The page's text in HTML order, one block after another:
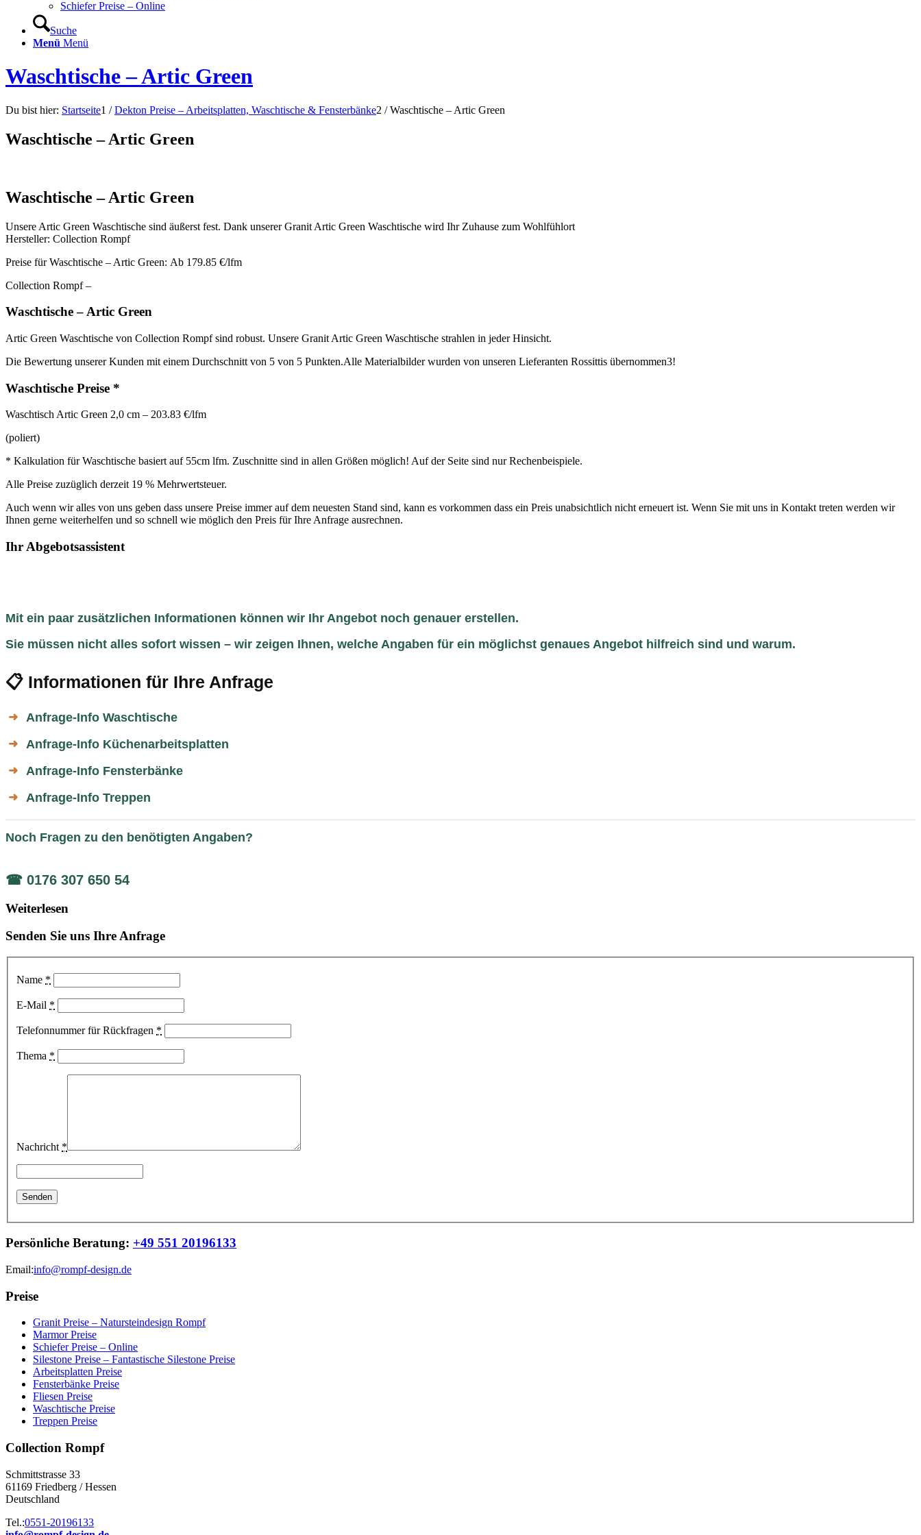
Schiefer Preise – Online
Suche
Menü Menü
Waschtische – Artic Green
Du bist hier: Startseite1 / Dekton Preise – Arbeitsplatten, Waschtische & Fensterbänke2 / Waschtische – Artic Green
Waschtische – Artic Green
Waschtische – Artic Green
Unsere Artic Green Waschtische sind äußerst fest. Dank unserer Granit Artic Green Waschtische wird Ihr Zuhause zum Wohlfühlort
Hersteller: Collection Rompf
Preise für Waschtische – Artic Green: Ab 179.85 €/lfm
Collection Rompf –
Waschtische – Artic Green
Artic Green Waschtische von Collection Rompf sind robust. Unsere Granit Artic Green Waschtische strahlen in jeder Hinsicht.
Die Bewertung unserer Kunden mit einem Durchschnitt von 5 von 5 Punkten.Alle Materialbilder wurden von unseren Lieferanten Rossittis übernommen3!
Waschtische Preise *
Waschtisch Artic Green 2,0 cm – 203.83 €/lfm
(poliert)
* Kalkulation für Waschtische basiert auf 55cm lfm. Zuschnitte sind in allen Größen möglich! Auf der Seite sind nur Rechenbeispiele.
Alle Preise zuzüglich derzeit 19 % Mehrwertsteuer.
Auch wenn wir alles von uns geben dass unsere Preise immer auf dem neuesten Stand sind, kann es vorkommen dass ein Preis unabsichtlich nicht erneuert ist. Wenn Sie mit uns in Kontakt treten werden wir
Ihnen gerne weiterhelfen und so schnell wie möglich den Preis für Ihre Anfrage ausrechnen.
Ihr Abgebotsassistent
Mit ein paar zusätzlichen Informationen können wir Ihr Angebot noch genauer erstellen.
Sie müssen nicht alles sofort wissen – wir zeigen Ihnen, welche Angaben für ein möglichst genaues Angebot hilfreich sind und warum.
📋 Informationen für Ihre Anfrage
➜ Anfrage-Info Waschtische
➜ Anfrage-Info Küchenarbeitsplatten
➜ Anfrage-Info Fensterbänke
➜ Anfrage-Info Treppen
Noch Fragen zu den benötigten Angaben?
☎ 0176 307 650 54
Weiterlesen
Senden Sie uns Ihre Anfrage
Name *
E-Mail *
Telefonnummer für Rückfragen *
Thema *
Nachricht *
Persönliche Beratung: +49 551 20196133
Email:info@rompf-design.de
Preise
Granit Preise – Natursteindesign Rompf
Marmor Preise
Schiefer Preise – Online
Silestone Preise – Fantastische Silestone Preise
Arbeitsplatten Preise
Fensterbänke Preise
Fliesen Preise
Waschtische Preise
Treppen Preise
Collection Rompf
Schmittstrasse 33
61169 Friedberg / Hessen
Deutschland
Tel.:0551-20196133